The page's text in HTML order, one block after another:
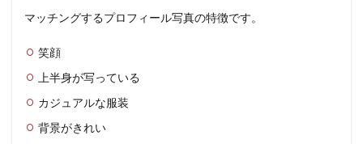
マッチングするプロフィール写真の特徴です。
笑顔
上半身が写っている
カジュアルな服装
背景がきれい